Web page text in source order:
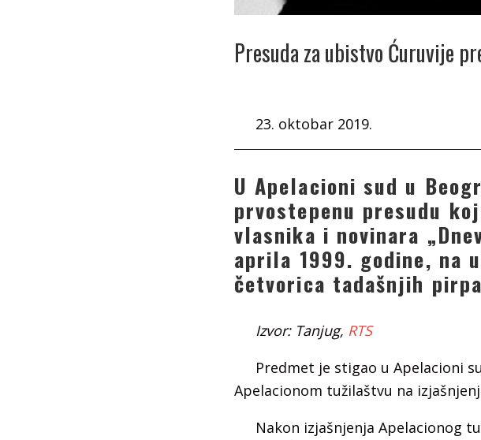
Presuda za ubistvo Ćuruvije
23. oktobar 2019.
U Apelacioni sud u
prvostepenu presudu
vlasnika i novinara
aprila 1999. godine, na
četvorica tadašnjih
Izvor: Tanjug, RTS
Predmet je stigao u Apelacioni
Apelacionom tužilaštvu na
Nakon izjašnjenja Apelacionog